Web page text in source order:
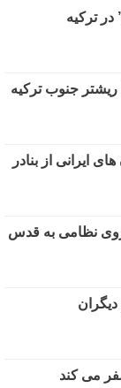
ترکیه
ایرانی از بنادر
نظامی به قدس
می کند